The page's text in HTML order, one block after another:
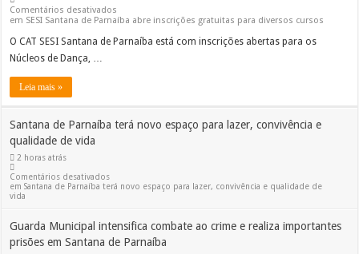
Comentários desativados
em SESI Santana de Parnaíba abre inscrições gratuitas para diversos cursos
O CAT SESI Santana de Parnaíba está com inscrições abertas para os
Núcleos de Dança, …
Leia mais »
Santana de Parnaíba terá novo espaço para lazer, convivência e
qualidade de vida
2 horas atrás
Comentários desativados
em Santana de Parnaíba terá novo espaço para lazer, convivência e qualidade de
vida
Guarda Municipal intensifica combate ao crime e realiza importantes
prisões em Santana de Parnaíba